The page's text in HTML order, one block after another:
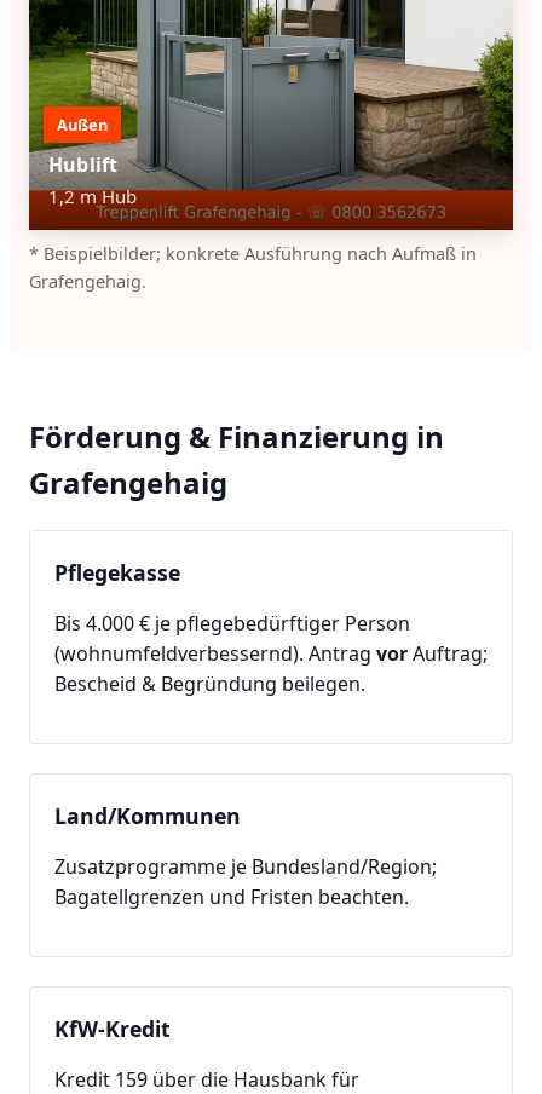
Außen
Hublift
1,2 m Hub
* Beispielbilder; konkrete Ausführung nach Aufmaß in
Grafengehaig.
Förderung & Finanzierung in
Grafengehaig
Pflegekasse
Bis 4.000 € je pflegebedürftiger Person
(wohnumfeldverbessernd). Antrag vorAuftrag;
Bescheid & Begründung beilegen.
Land/Kommunen
Zusatzprogramme je Bundesland/Region;
Bagatellgrenzen und Fristen beachten.
KfW-Kredit
Kredit 159 über die Hausbank für